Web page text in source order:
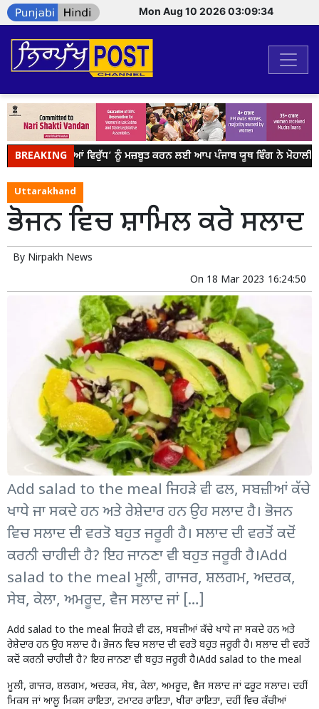
Mon Aug 10 2026 03:09:34
BREAKING
ਯੁੱਧ ਨਸ਼ਿਆਂ ਵਿਰੁੱਧ’ ਨੂੰ ਮਜ਼ਬੂਤ ਕਰਨ ਲਈ ਆਪ ਪੰਜਾਬ ਯੂਥ ਵਿੰਗ ਨੇ ਮੋਹਾਲੀ
Uttarakhand
ਭੋਜਨ ਵਿਚ ਸ਼ਾਮਿਲ ਕਰੋ ਸਲਾਦ
By Nirpakh News
On 18 Mar 2023 16:24:50
Add salad to the meal ਜਿਹੜੇ ਵੀ ਫਲ, ਸਬਜ਼ੀਆਂ ਕੱਚੇ
ਖਾਧੇ ਜਾ ਸਕਦੇ ਹਨ ਅਤੇ ਰੇਸ਼ੇਦਾਰ ਹਨ ਉਹ ਸਲਾਦ ਹੈ। ਭੋਜਨ
ਵਿਚ ਸਲਾਦ ਦੀ ਵਰਤੋ ਬਹੁਤ ਜਰੂਰੀ ਹੈ। ਸਲਾਦ ਦੀ ਵਰਤੋਂ ਕਦੋਂ
ਕਰਨੀ ਚਾਹੀਦੀ ਹੈ? ਇਹ ਜਾਨਣਾ ਵੀ ਬਹੁਤ ਜਰੂਰੀ ਹੈ।Add
salad to the meal ਮੂਲੀ, ਗਾਜਰ, ਸ਼ਲਗਮ, ਅਦਰਕ,
ਸੇਬ, ਕੇਲਾ, ਅਮਰੂਦ, ਵੈਜ ਸਲਾਦ ਜਾਂ […]
Add salad to the meal ਜਿਹੜੇ ਵੀ ਫਲ, ਸਬਜ਼ੀਆਂ ਕੱਚੇ ਖਾਧੇ ਜਾ ਸਕਦੇ ਹਨ ਅਤੇ
ਰੇਸ਼ੇਦਾਰ ਹਨ ਉਹ ਸਲਾਦ ਹੈ। ਭੋਜਨ ਵਿਚ ਸਲਾਦ ਦੀ ਵਰਤੋ ਬਹੁਤ ਜਰੂਰੀ ਹੈ। ਸਲਾਦ ਦੀ ਵਰਤੋਂ
ਕਦੋਂ ਕਰਨੀ ਚਾਹੀਦੀ ਹੈ? ਇਹ ਜਾਨਣਾ ਵੀ ਬਹੁਤ ਜਰੂਰੀ ਹੈ।Add salad to the meal
ਮੂਲੀ, ਗਾਜਰ, ਸ਼ਲਗਮ, ਅਦਰਕ, ਸੇਬ, ਕੇਲਾ, ਅਮਰੂਦ, ਵੈਜ ਸਲਾਦ ਜਾਂ ਫਰੂਟ ਸਲਾਦ। ਦਹੀਂ
ਮਿਕਸ ਜਾਂ ਆਲੂ ਮਿਕਸ ਰਾਇਤਾ, ਟਮਾਟਰ ਰਾਇਤਾ, ਖੀਰਾ ਰਾਇਤਾ, ਦਹੀਂ ਵਿਚ ਕੱਚੀਆਂ